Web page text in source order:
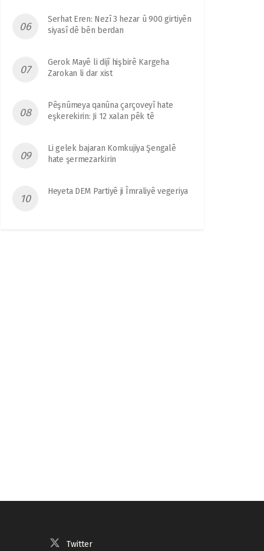
Serhat Eren: Nezî 3 hezar û 900 girtiyên
siyasî dê bên berdan
Gerok Mayê li dijî hişbirê Kargeha
Zarokan li dar xist
Pêşnûmeya qanûna çarçoveyî hate
eşkerekirin: Ji 12 xalan pêk tê
Li gelek bajaran Komkujiya Şengalê
hate şermezarkirin
Heyeta DEM Partiyê ji Îmraliyê vegeriya
Twitter